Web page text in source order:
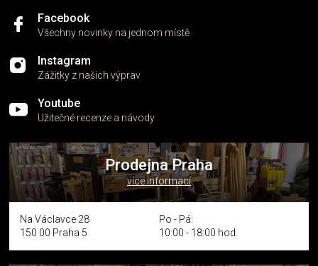
Facebook
Všechny novinky na jednom místě
Instagram
Zážitky z našich výprav
Youtube
Užitečné recenze a návody
Prodejna Praha
více informací
Na Václavce 28
150 00 Praha 5
Po - Pá:
10:00 - 18:00 hod.